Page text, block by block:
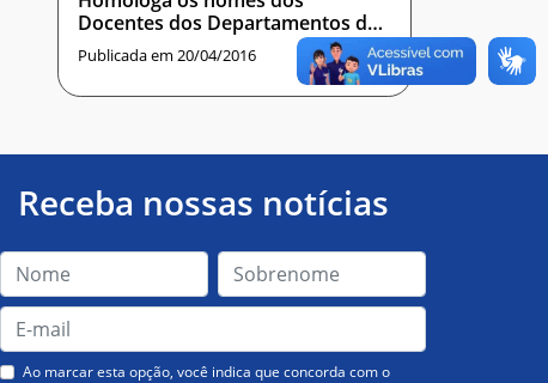
Docentes dos Departamentos de
Informática e Matemática
Aplicada – DIMAP e
Departamento Engenharia da
Conselho de Desenvolvimento
Digital.
Publicada em 20/04/2016
Receba nossas notícias
Ao marcar esta opção, você indica que concorda com o